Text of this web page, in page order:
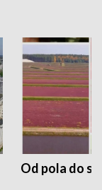
Od pola do